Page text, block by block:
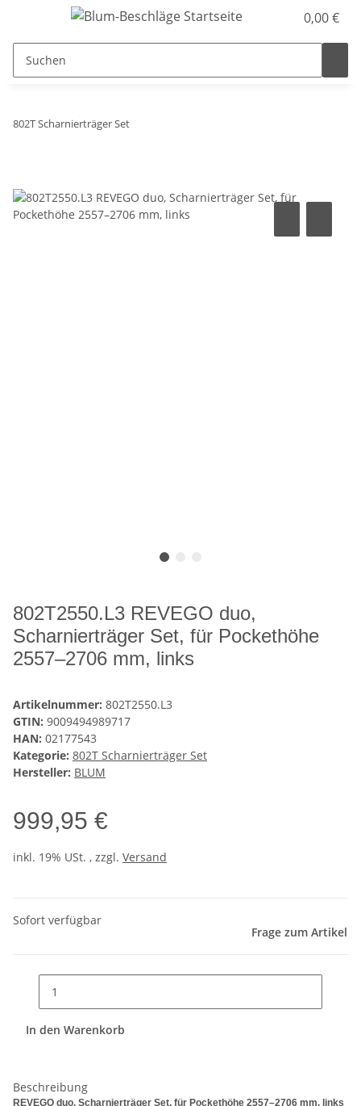
0,00 €
802T Scharnierträger Set
802T2550.L3 REVEGO duo,
Scharnierträger Set, für Pockethöhe
2557–2706 mm, links
Artikelnummer: 802T2550.L3
GTIN: 9009494989717
HAN: 02177543
Kategorie: 802T Scharnierträger Set
Hersteller: BLUM
999,95 €
inkl. 19% USt. , zzgl. Versand
Sofort verfügbar
Frage zum Artikel
In den Warenkorb
Beschreibung
REVEGO duo, Scharnierträger Set, für Pockethöhe 2557–2706 mm, links